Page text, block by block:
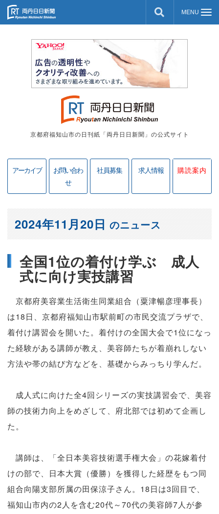
京都府福知山市の日刊紙「両丹日日新聞」の公式サイト
アーカイブ
お問い合わ
せ
社員募集 求人情報 購読案内
全国1位の着付け学ぶ 成人
式に向け実技講習
2024年11月20日のニュース
京都府美容業生活衛生同業組合（粟津暢彦理事長）
は18日、京都府福知山市駅前町の市民交流プラザで、
着付け講習会を開いた。着付けの全国大会で1位になっ
た経験がある講師が教え、美容師たちが着崩れしない
方法や帯の結び方などを、基礎からみっちり学んだ。
成人式に向けた全4回シリーズの実技講習会で、美容
師の技術力向上をめざして、府北部では初めて企画し
た。
講師は、「全日本美容技術選手権大会」の花嫁着付
けの部で、日本大賞（優勝）を獲得した経歴をもつ同
組合向陽支部所属の田保涼子さん。18日は3回目で、
福知山市内の2人を含む20代～70代の美容師7人が参